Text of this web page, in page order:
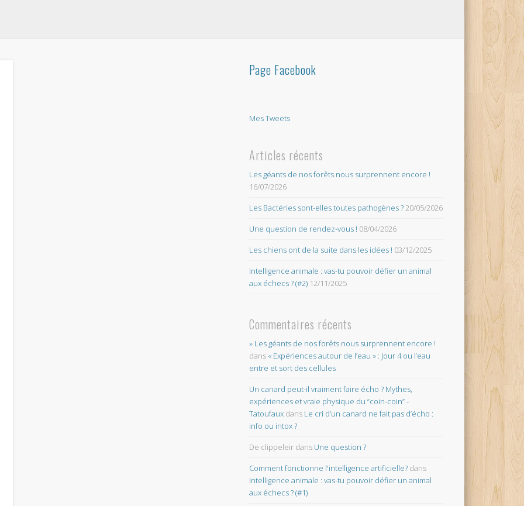
Page Facebook
Mes Tweets
Articles récents
Les géants de nos forêts nous surprennent encore !
16/07/2026
Les Bactéries sont-elles toutes pathogènes ?20/05/2026
Une question de rendez-vous ! 08/04/2026
Les chiens ont de la suite dans les idées ! 03/12/2025
Intelligence animale : vas-tu pouvoir défier un animal
aux échecs ? (#2) 12/11/2025
Commentaires récents
» Les géants de nos forêts nous surprennent encore !
dans « Expériences autour de l’eau » : Jour 4 ou l’eau
entre et sort des cellules
Un canard peut-il vraiment faire écho ? Mythes,
expériences et vraie physique du “coin-coin” -
Tatoufaux dans Le cri d’un canard ne fait pas d’écho :
info ou intox ?
De clippeleir dans Une question ?
Comment fonctionne l'intelligence artificielle? dans
Intelligence animale : vas-tu pouvoir défier un animal
aux échecs ? (#1)